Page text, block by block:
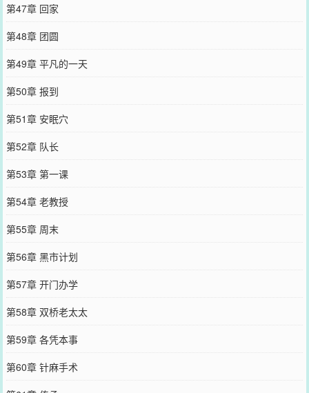
第47章 回家
第48章 团圆
第49章 平凡的一天
第50章 报到
第51章 安眠穴
第52章 队长
第53章 第一课
第54章 老教授
第55章 周末
第56章 黑市计划
第57章 开门办学
第58章 双桥老太太
第59章 各凭本事
第60章 针麻手术